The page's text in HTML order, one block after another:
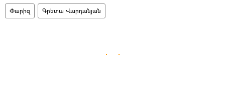
Փարիզ Գրետա Վարդանյան